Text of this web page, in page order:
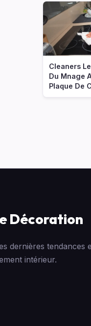
Cleaners
Du Mnage
Plaque De
Décoration
dernières tendances
intérieur.